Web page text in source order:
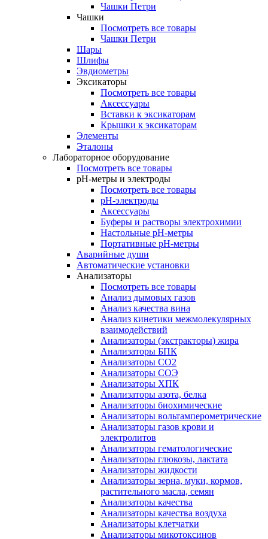
Чашки Петри
Чашки
Посмотреть все товары
Чашки Петри
Шары
Шлифы
Эвдиометры
Эксикаторы
Посмотреть все товары
Аксессуары
Вставки к эксикаторам
Крышки к эксикаторам
Элементы
Эталоны
Лабораторное оборудование
Посмотреть все товары
pH-метры и электроды
Посмотреть все товары
pH-электроды
Аксессуары
Буферы и растворы электрохимии
Настольные рН-метры
Портативные рН-метры
Аварийные души
Автоматические установки
Анализаторы
Посмотреть все товары
Анализ дымовых газов
Анализ качества вина
Анализ кинетики межмолекулярных
взаимодействий
Анализаторы (экстракторы) жира
Анализаторы БПК
Анализаторы СО2
Анализаторы СОЭ
Анализаторы ХПК
Анализаторы азота, белка
Анализаторы биохимические
Анализаторы вольтамперометрические
Анализаторы газов крови и
электролитов
Анализаторы гематологические
Анализаторы глюкозы, лактата
Анализаторы жидкости
Анализаторы зерна, муки, кормов,
растительного масла, семян
Анализаторы качества
Анализаторы качества воздуха
Анализаторы клетчатки
Анализаторы микотоксинов